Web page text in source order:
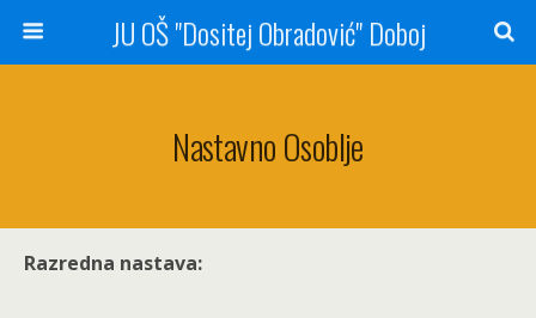
JU OŠ "Dositej Obradović" Doboj
Nastavno Osoblje
Razredna nastava: